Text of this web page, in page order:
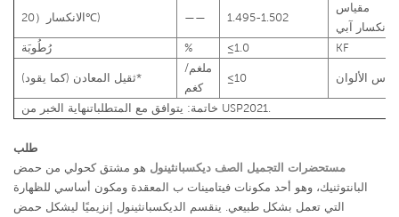
الانكسار （
20 ℃) —— 1.495-1.502
مقياس
انكسار آبي
رُطُوبَة
% ≤1.0 KF
ثقيل المعادن (كما يقود)*
ملغم/
كغم
≤10 قياس الألوان
خاتمة: يتوافق مع المتطلباتنهاية الخبر من USP2021.
طلب
مستحضرات التجميل الصف ديكسبانثينول هو مشتق كحولي من حمض
البانتوثنيك، وهو أحد مكونات فيتامينات ب المعقدة ومكون أساسي للظهارة
التي تعمل بشكل طبيعي. ينقسم الديكسبانثينول إنزيميًا ليشكل حمض